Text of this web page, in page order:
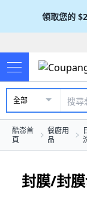
領取您的
全部
酷澎首
頁
餐廚用
品
封膜/封